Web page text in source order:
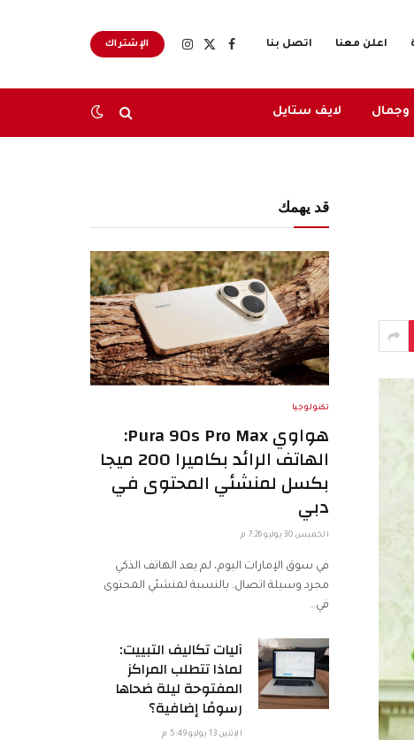
اعلن معنا اتصل بنا
فيسبوك
X
الانستغرام
الإشتراك
لايف ستايل
قد يهمك
تكنولوجيا
هواوي Pura 90s Pro Max:
الهاتف الرائد بكاميرا 200 ميجا
بكسل لمنشئي المحتوى في
دبي
الخميس 30 يوليو 7:26 م
في سوق الإمارات اليوم، لم يعد الهاتف الذكي
مجرد وسيلة اتصال. بالنسبة لمنشئي المحتوى
في…
آليات تكاليف التبييت:
لماذا تتطلب المراكز
المفتوحة ليلة ضحاها
رسومًا إضافية؟
الإثنين 13 يوليو 5:49 م